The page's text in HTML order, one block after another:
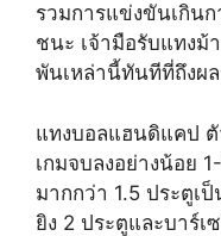
รวมการแข่งขันเกิน
ชนะ เจ้ามือรับแทงม้
พันเหล่านี้ทันทีที่ถึงผ
แทงบอลแฮนดิแคป ตั
เกมจบลงอย่างน้อย
มากกว่า 1.5 ประตูเ
ยิง 2 ประตูและบาร์